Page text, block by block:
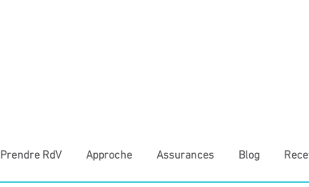
Prendre RdV Approche Assurances Blog